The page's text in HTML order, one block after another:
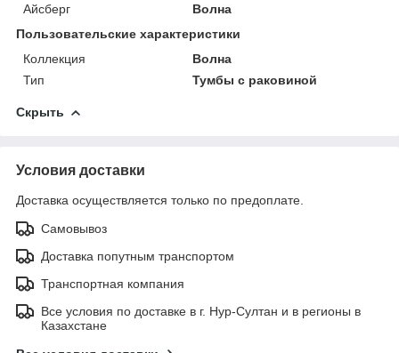
Айсберг
Волна
Пользовательские характеристики
Коллекция
Волна
Тип
Тумбы с раковиной
Скрыть
Условия доставки
Доставка осуществляется только по предоплате.
Самовывоз
Доставка попутным транспортом
Транспортная компания
Все условия по доставке в г. Нур-Султан и в регионы в
Казахстане